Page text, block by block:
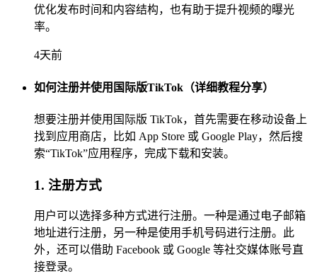
优化发布时间和内容结构，也有助于提升视频的曝光
率。
4天前
如何注册并使用国际版TikTok（详细教程分享）
想要注册并使用国际版 TikTok，首先需要在移动设备上
找到应用商店，比如 App Store 或 Google Play，然后搜
索“TikTok”应用程序，完成下载和安装。
1. 注册方式
用户可以选择多种方式进行注册。一种是通过电子邮箱
地址进行注册，另一种是使用手机号码进行注册。此
外，还可以借助 Facebook 或 Google 等社交媒体账号直
接登录。